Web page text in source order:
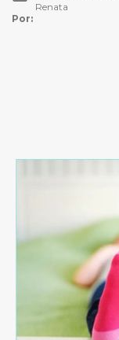
Por:
Renata